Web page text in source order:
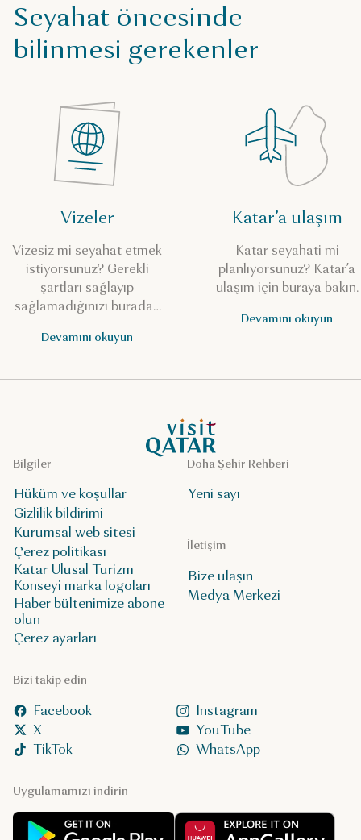
Seyahat öncesinde
bilinmesi gerekenler
Vizeler
Vizesiz mi seyahat etmek
istiyorsunuz? Gerekli
şartları sağlayıp
sağlamadığınızı buradan
Devamını okuyun
Katar’a ulaşım
Katar seyahati mi
planlıyorsunuz? Katar’a
ulaşım için buraya bakın.
Devamını okuyun
VisitQatar Ana Sayfası
Uygulamamızı indirin
Doha Şehir Rehberi
Yeni sayı
Bizi takip edin
Facebook
Instagram
X
YouTube
TikTok
WhatsApp
İletişim
Bize ulaşın
Medya Merkezi
Bilgiler
Hüküm ve koşullar
Gizlilik bildirimi
Kurumsal web sitesi
Çerez politikası
Katar Ulusal Turizm
Konseyi marka logoları
Haber bültenimize abone
olun
Çerez ayarları